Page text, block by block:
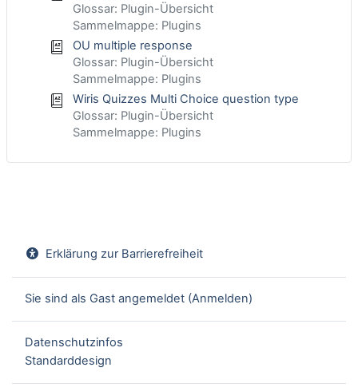
Glossar: Plugin-Übersicht
Sammelmappe: Plugins
OU multiple response
Glossar: Plugin-Übersicht
Sammelmappe: Plugins
Wiris Quizzes Multi Choice question type
Glossar: Plugin-Übersicht
Sammelmappe: Plugins
Erklärung zur Barrierefreiheit
Sie sind als Gast angemeldet (Anmelden)
Datenschutzinfos
Standarddesign